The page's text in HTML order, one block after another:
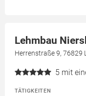
Lehmbau
Herrenstraße 9, 76829
5 mit
TÄTIGKEITEN